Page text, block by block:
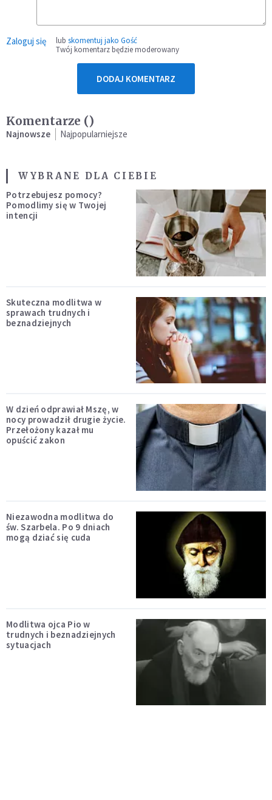
Zaloguj się lub skomentuj jako Gość
Twój komentarz będzie moderowany
DODAJ KOMENTARZ
Komentarze ()
Najnowsze Najpopularniejsze
WYBRANE DLA CIEBIE
Potrzebujesz pomocy?
Pomodlimy się w Twojej
intencji
Skuteczna modlitwa w
sprawach trudnych i
beznadziejnych
W dzień odprawiał Mszę, w
nocy prowadził drugie życie.
Przełożony kazał mu
opuścić zakon
Niezawodna modlitwa do
św. Szarbela. Po 9 dniach
mogą dziać się cuda
Modlitwa ojca Pio w
trudnych i beznadziejnych
sytuacjach